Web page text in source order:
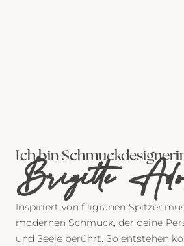
Ich bin
Brigitte
Inspiriert von filigranen
modernen Schmuck, der deine
und Seele berührt. So entstehen